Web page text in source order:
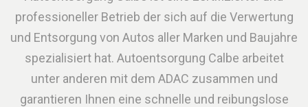
professioneller Betrieb der sich auf die Verwertung
und Entsorgung von Autos aller Marken und Baujahre
spezialisiert hat. Autoentsorgung Calbe arbeitet
unter anderen mit dem ADAC zusammen und
garantieren Ihnen eine schnelle und reibungslose